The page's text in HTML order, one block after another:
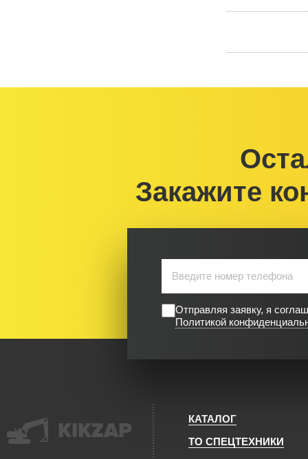
Закажите
Отправляя заявку, я
Политикой
KIKZAP
КАТАЛОГ
ТО СПЕЦТЕХНИКИ